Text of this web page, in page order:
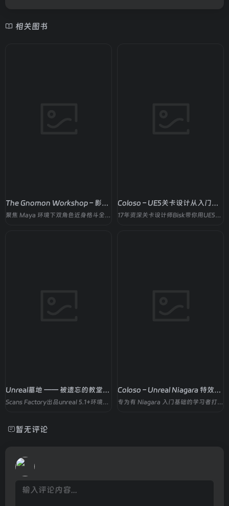
相关图书
The Gnomon Workshop – 影视级多角色复杂打斗动画高级实战 Coloso – UE5关卡设计从入门到作品集
Unreal墓地 —— 被遗忘的教堂庭院 Coloso – Unreal Niagara 特效进阶
暂无评论